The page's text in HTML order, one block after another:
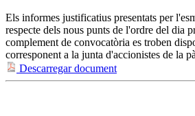
Els informes justificatius presentats per
respecte dels nous punts de l'ordre del dia
complement de convocatòria es troben
corresponent a la junta d'accionistes de la
Descarregar document